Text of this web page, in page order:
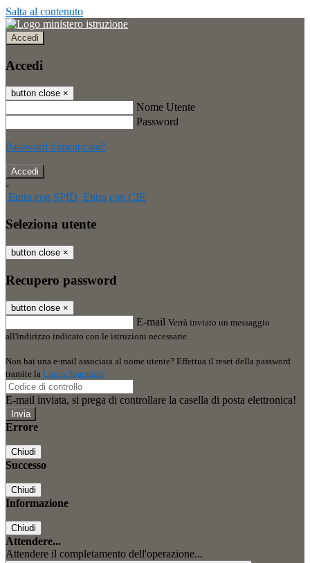
Salta al contenuto
Accedi
Accedi
button close ×
Nome Utente
Password
Password dimenticata?
-
Entra con SPID Entra con CIE
Seleziona utente
button close ×
Recupero password
button close ×
E-mail Verrà inviato un messaggio
all'indirizzo indicato con le istruzioni necessarie.
Non hai una e-mail associata al nome utente? Effettua il reset della password
tramite la Login Spaggiari
E-mail inviata, si prega di controllare la casella di posta elettronica!
Errore
Chiudi
Successo
Chiudi
Informazione
Chiudi
Attendere...
Attendere il completamento dell'operazione...